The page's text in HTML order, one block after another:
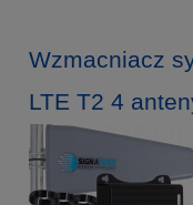
Wzmacniacz
LTE T2 4